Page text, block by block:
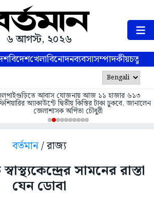
৬ আগস্ট, ২০২৬
বিদেশখেলাবিনোদনব্যবসাসম্পাদকীয়
আবাস যোজনায় আজ ১১ হাজার ৬১৩
অ্যাকাউন্টে দ্বিতীয় কিস্তির টাকা ঢুকবে, জানালেন
জেলাশাসক অর্পিতা চৌধুরী
বর্তমান/ রাজ্য
সামনের রাস্তা
যেন ডোবা